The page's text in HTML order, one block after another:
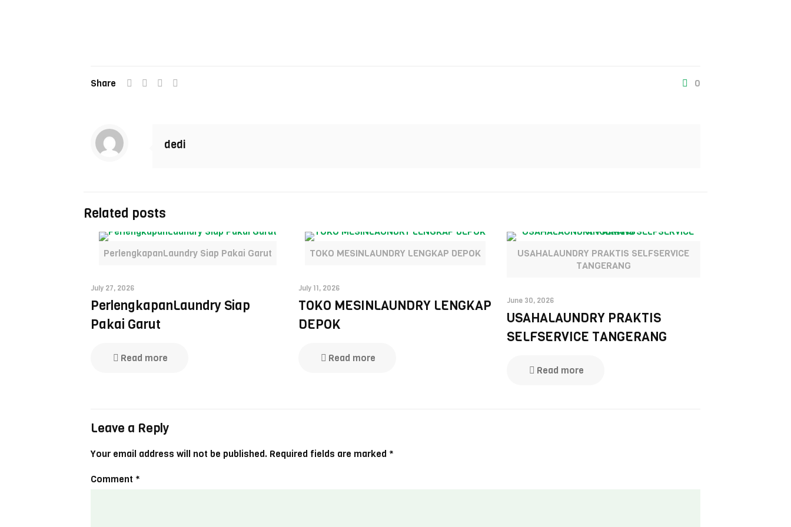
Share 0
dedi
Related posts
PerlengkapanLaundry Siap Pakai Garut
July 27, 2026
PerlengkapanLaundry Siap
Pakai Garut
Read more
TOKO MESINLAUNDRY LENGKAP DEPOK
July 11, 2026
TOKO MESINLAUNDRY LENGKAP
DEPOK
Read more
USAHALAUNDRY PRAKTIS SELFSERVICE
TANGERANG
June 30, 2026
USAHALAUNDRY PRAKTIS
SELFSERVICE TANGERANG
Read more
Leave a Reply
Your email address will not be published. Required fields are marked *
Comment *